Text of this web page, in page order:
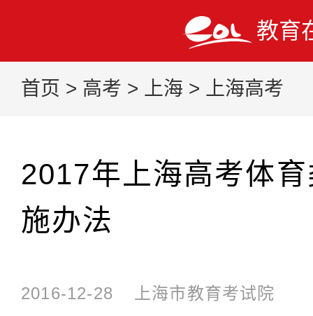
教育
首页 > 高考 > 上海 > 上海高考
2017年上海高考体
施办法
2016-12-28 上海市教育考试院